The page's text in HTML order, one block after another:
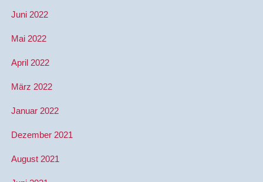
Juni 2022
Mai 2022
April 2022
März 2022
Januar 2022
Dezember 2021
August 2021